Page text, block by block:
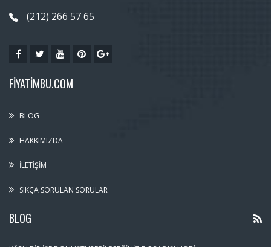
(212) 266 57 65
FIYATIMBU.COM
BLOG
HAKKIMIZDA
İLETIŞIM
SIKÇA SORULAN SORULAR
BLOG